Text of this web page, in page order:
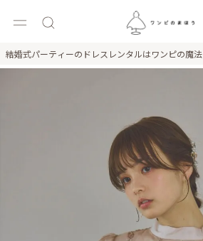
結婚式パーティーのドレスレンタルはワンピの魔法